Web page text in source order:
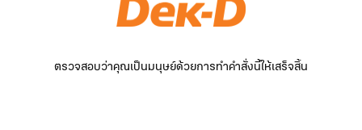
ตรวจสอบว่าคุณเป็นมนุษย์ด้วยการทำคำสั่งนี้ให้เสร็จสิ้น